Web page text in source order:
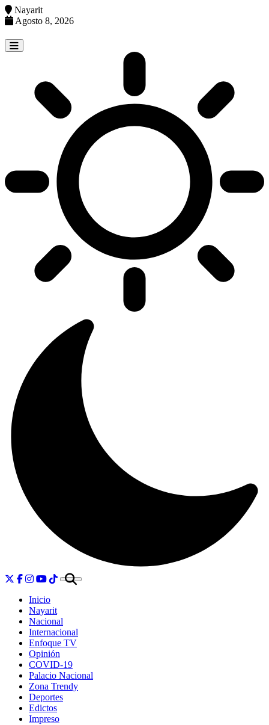
Nayarit
Agosto 8, 2026
to
content
Inicio
Nayarit
Nacional
Internacional
Enfoque TV
Opinión
COVID-19
Palacio Nacional
Zona Trendy
Deportes
Edictos
Impreso